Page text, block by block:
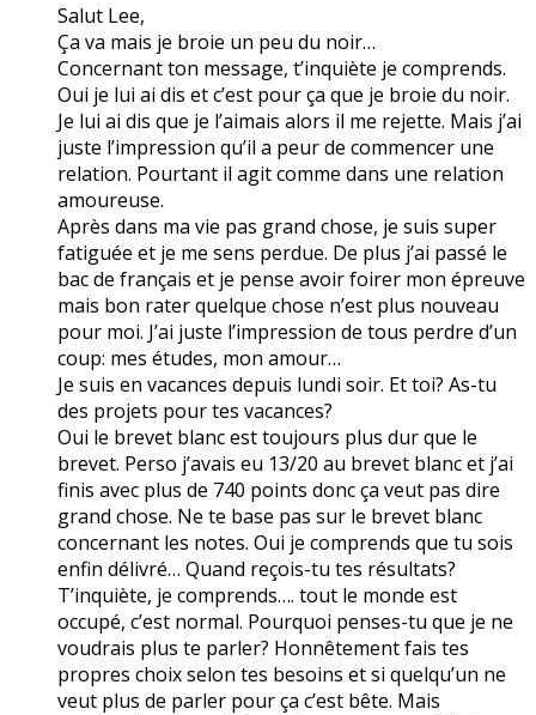
Salut Lee,
Ça va mais je broie un peu du noir…
Concernant ton message, t’inquiète je comprends.
Oui je lui ai dis et c’est pour ça que je broie du noir.
Je lui ai dis que je l’aimais alors il me rejette. Mais j’ai
juste l’impression qu’il a peur de commencer une
relation. Pourtant il agit comme dans une relation
amoureuse.
Après dans ma vie pas grand chose, je suis super
fatiguée et je me sens perdue. De plus j’ai passé le
bac de français et je pense avoir foirer mon épreuve
mais bon rater quelque chose n’est plus nouveau
pour moi. J’ai juste l’impression de tous perdre d’un
coup: mes études, mon amour…
Je suis en vacances depuis lundi soir. Et toi? As-tu
des projets pour tes vacances?
Oui le brevet blanc est toujours plus dur que le
brevet. Perso j’avais eu 13/20 au brevet blanc et j’ai
finis avec plus de 740 points donc ça veut pas dire
grand chose. Ne te base pas sur le brevet blanc
concernant les notes. Oui je comprends que tu sois
enfin délivré… Quand reçois-tu tes résultats?
T’inquiète, je comprends…. tout le monde est
occupé, c’est normal. Pourquoi penses-tu que je ne
voudrais plus te parler? Honnêtement fais tes
propres choix selon tes besoins et si quelqu’un ne
veut plus de parler pour ça c’est bête. Mais